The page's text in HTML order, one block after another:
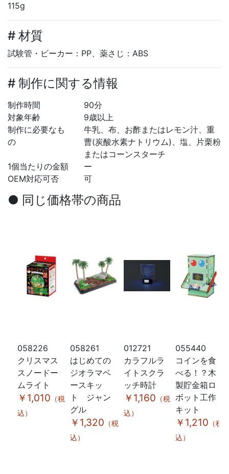
115g
# 材質
試験管・ビーカー：PP、薬さじ：ABS
# 制作に関する情報
制作時間
90分
対象年齢
9歳以上
制作に必要なも
の
牛乳、布、お酢またはレモン汁、重
曹(炭酸水素ナトリウム)、塩、片栗粉
またはコーンスターチ
1個当たりの金額
ー
OEM対応可否
可
● 同じ価格帯の商品
058226
クリスマス
スノードー
ムライト
￥1,010 （税
込）
058261
はじめての
ジオラマベ
ースキッ
ト ジャン
グル
￥1,320 （税
込）
012721
カラフルラ
イトスクラ
ッチ時計
￥1,160 （税
込）
055440
コインを食
べる！？木
製貯金箱ロ
ボット工作
キット
￥1,210 （税
込）